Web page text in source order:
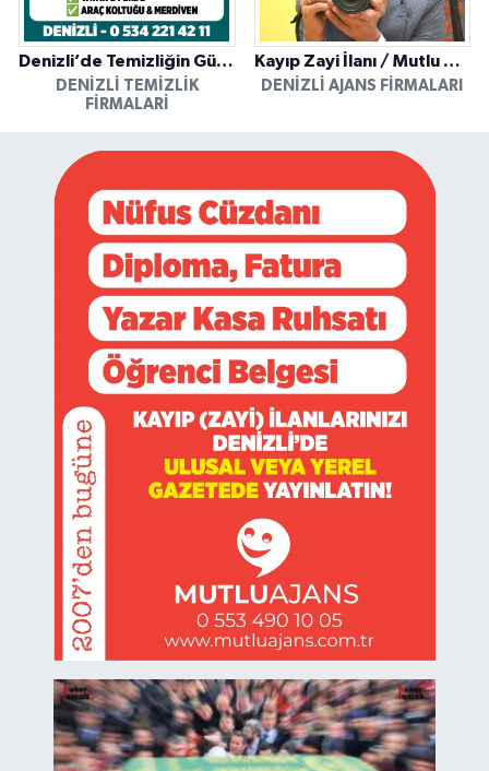
Denizli’de Temizliğin Güvenilir Adresi: Özkan Yerinde Yıkama
DENIZLI TEMIZLIK
FIRMALARI
Kayıp Zayi İlanı / Mutlu Ajans / Denizli
DENIZLI AJANS FIRMALARI